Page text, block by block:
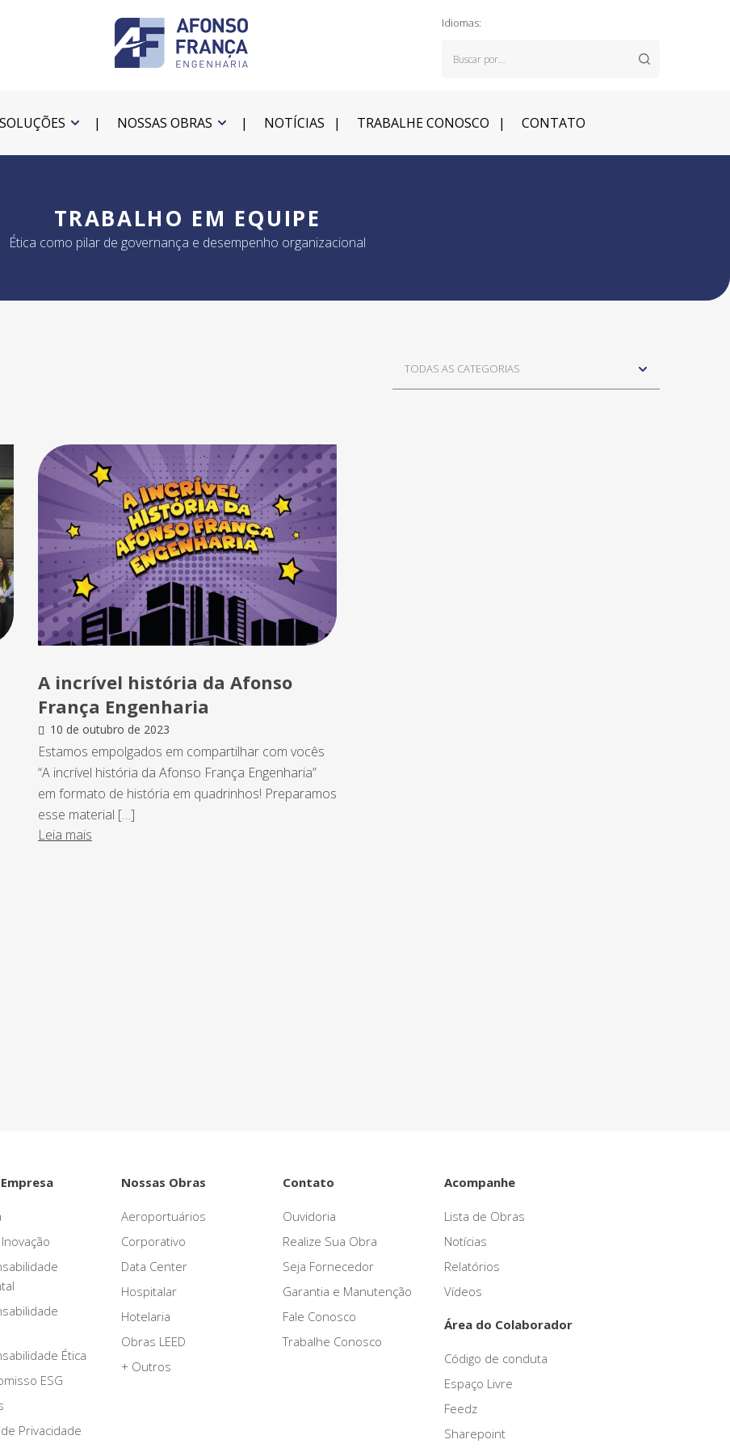
Idiomas:
NOSSAS OBRAS NOTÍCIAS TRABALHE CONOSCO CONTATO
TRABALHO EM EQUIPE
Ética como pilar de governança e desempenho organizacional
A incrível história da Afonso
França Engenharia
10 de outubro de 2023
Estamos empolgados em compartilhar com vocês
“A incrível história da Afonso França Engenharia”
em formato de história em quadrinhos! Preparamos
esse material […]
Leia mais
Ética
ESG
Privacidade
Nossas Obras
Aeroportuários
Corporativo
Data Center
Hospitalar
Hotelaria
Obras LEED
+ Outros
Contato
Ouvidoria
Realize Sua Obra
Seja Fornecedor
Garantia e Manutenção
Fale Conosco
Trabalhe Conosco
Acompanhe
Lista de Obras
Notícias
Relatórios
Vídeos
Área do Colaborador
Código de conduta
Espaço Livre
Feedz
Sharepoint